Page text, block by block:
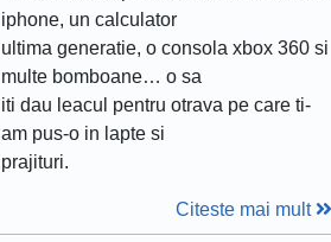
iphone, un calculator
ultima generatie, o consola xbox 360 si
multe bomboane… o sa
iti dau leacul pentru otrava pe care ti-
am pus-o in lapte si
prajituri.
Citeste mai mult